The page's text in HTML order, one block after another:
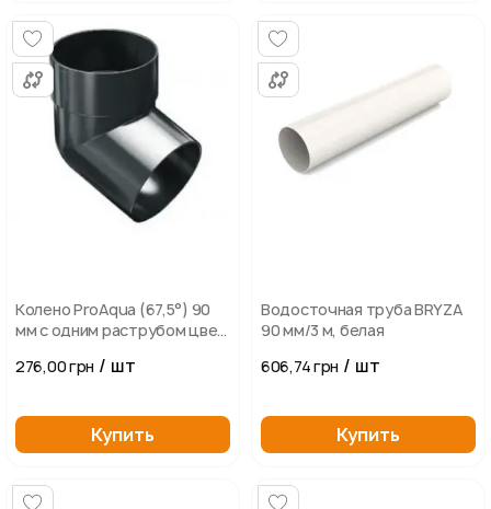
Колено ProAqua (67,5°) 90
мм с одним раструбом цвет
276,00 грн / шт
Купить
Водосточная труба BRYZA
90 мм/3 м, белая
606,74 грн / шт
Купить